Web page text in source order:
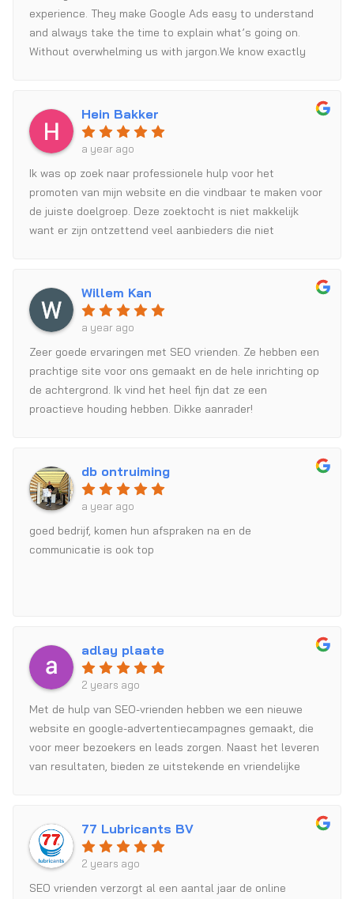
experience. They make Google Ads easy to understand
and always take the time to explain what’s going on.
Without overwhelming us with jargon.We know exactly
Hein Bakker
a year ago
Ik was op zoek naar professionele hulp voor het
promoten van mijn website en die vindbaar te maken voor
de juiste doelgroep. Deze zoektocht is niet makkelijk
want er zijn ontzettend veel aanbieders die niet
van mijn zorgen weg. Tot nu toe werken ze professioneel
en betrouwbaar en zie ik goede resultaten. Echt een
aanrader!!!
Willem Kan
a year ago
Zeer goede ervaringen met SEO vrienden. Ze hebben een
prachtige site voor ons gemaakt en de hele inrichting op
de achtergrond. Ik vind het heel fijn dat ze een
proactieve houding hebben. Dikke aanrader!
db ontruiming
a year ago
goed bedrijf, komen hun afspraken na en de
communicatie is ook top
adlay plaate
2 years ago
Met de hulp van SEO-vrienden hebben we een nieuwe
website en google-advertentiecampagnes gemaakt, die
voor meer bezoekers en leads zorgen. Naast het leveren
van resultaten, bieden ze uitstekende en vriendelijke
77 Lubricants BV
2 years ago
SEO vrienden verzorgt al een aantal jaar de online